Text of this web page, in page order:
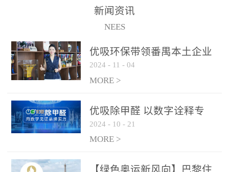
保施工日期：2020年1月珠
（及各出入境边防检查
新闻资讯
NEES
优吸环保带领番禺本​土企业
勇敢破局向“新”
2024 - 11 - 04
MORE >
优吸除甲醛 以数字诠释专
业，尽显除醛品牌实力！
2024 - 10 - 21
MORE >
【绿色奥运新风向】巴黎住